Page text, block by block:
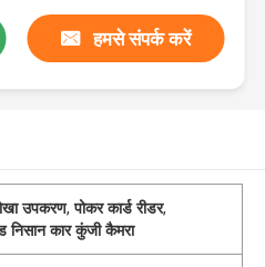
हमसे संपर्क करें
उपकरण,पोकर कार्ड रीडर,
निसान कार कुंजी कैमरा